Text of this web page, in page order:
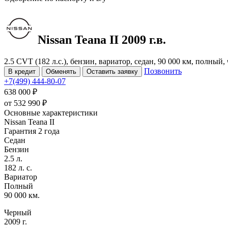
Nissan Teana II 2009 г.в.
2.5 CVT (182 л.с.), бензин, вариатор, седан, 90 000 км, полный,
В кредит Обменять Оставить заявку
Позвонить
+7(499) 444-80-07
638 000 ₽
от 532 990 ₽
Основные характеристики
Nissan Teana II
Гарантия 2 года
Седан
Бензин
2.5 л.
182 л. с.
Вариатор
Полный
90 000 км.
Черный
2009 г.